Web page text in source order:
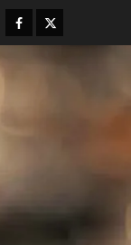
Facebook
Twitter